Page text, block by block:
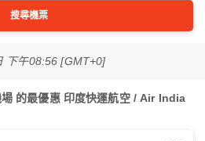
搜尋機票
下午08:56 [GMT+0]
的最優惠 印度快運航空 / Air India